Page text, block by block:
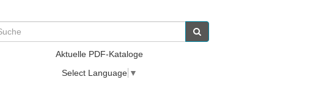
Aktuelle PDF-Kataloge
Select Language ▼